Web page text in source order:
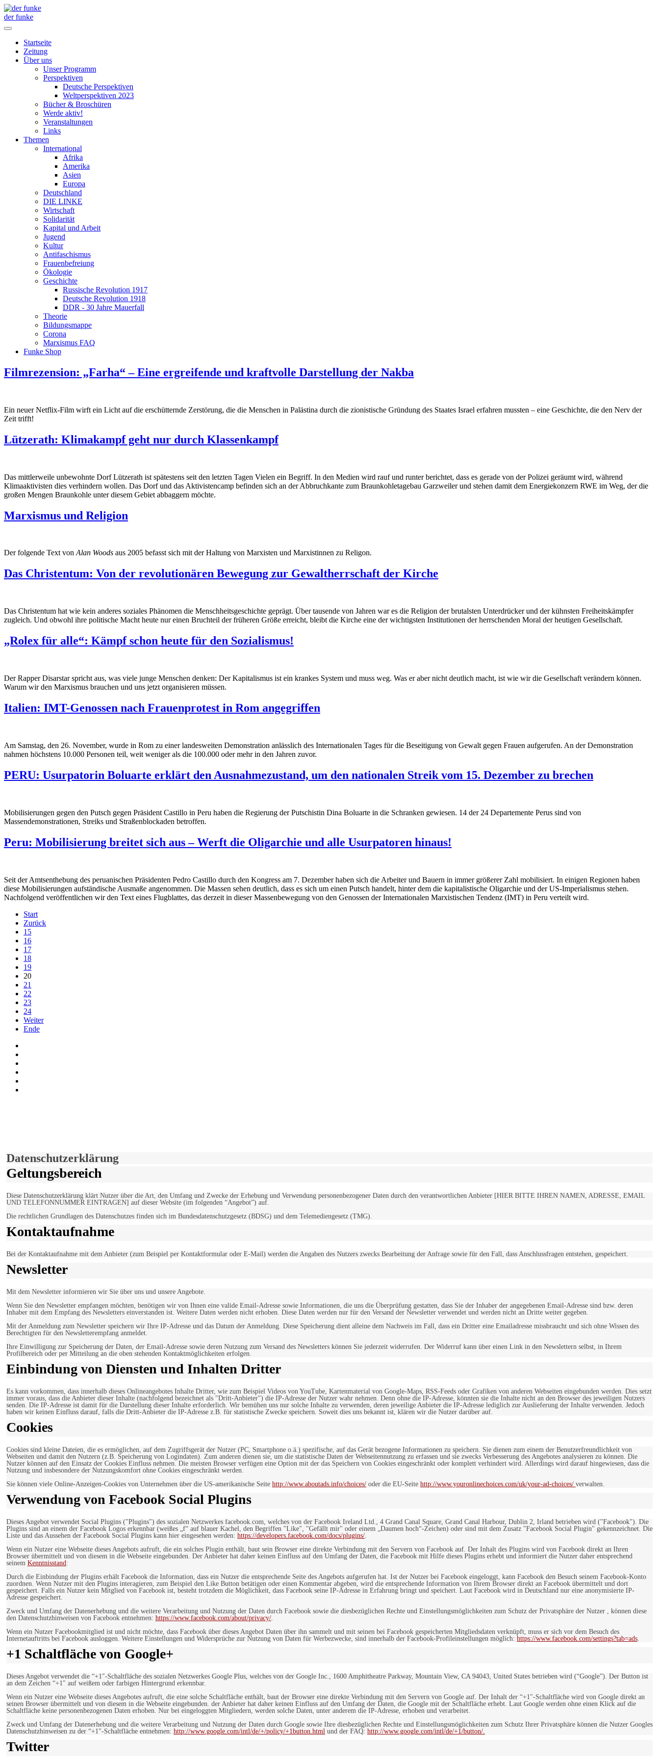
der funke
Startseite
Zeitung
Über uns
Unser Programm
Perspektiven
Deutsche Perspektiven
Weltperspektiven 2023
Bücher & Broschüren
Werde aktiv!
Veranstaltungen
Links
Themen
International
Afrika
Amerika
Asien
Europa
Deutschland
DIE LINKE
Wirtschaft
Solidarität
Kapital und Arbeit
Jugend
Kultur
Antifaschismus
Frauenbefreiung
Ökologie
Geschichte
Russische Revolution 1917
Deutsche Revolution 1918
DDR - 30 Jahre Mauerfall
Theorie
Bildungsmappe
Corona
Marxismus FAQ
Funke Shop
Filmrezension: „Farha“ – Eine ergreifende und kraftvolle Darstellung der Nakba
Ein neuer Netflix-Film wirft ein Licht auf die erschütternde Zerstörung, die die Menschen in Palästina durch die zionistische Gründung des Staates Israel erfahren mussten – eine Geschichte, die den Nerv der
Zeit trifft!
Lützerath: Klimakampf geht nur durch Klassenkampf
Das mittlerweile unbewohnte Dorf Lützerath ist spätestens seit den letzten Tagen Vielen ein Begriff. In den Medien wird rauf und runter berichtet, dass es gerade von der Polizei geräumt wird, während
Klimaaktivisten dies verhindern wollen. Das Dorf und das Aktivistencamp befinden sich an der Abbruchkante zum Braunkohletagebau Garzweiler und stehen damit dem Energiekonzern RWE im Weg, der die
großen Mengen Braunkohle unter diesem Gebiet abbaggern möchte.
Marxismus und Religion
Der folgende Text vonAlan Woods aus 2005 befasst sich mit der Haltung von Marxisten und Marxistinnen zu Religon.
Das Christentum: Von der revolutionären Bewegung zur Gewaltherrschaft der Kirche
Das Christentum hat wie kein anderes soziales Phänomen die Menschheitsgeschichte geprägt. Über tausende von Jahren war es die Religion der brutalsten Unterdrücker und der kühnsten Freiheitskämpfer
zugleich. Und obwohl ihre politische Macht heute nur einen Bruchteil der früheren Größe erreicht, bleibt die Kirche eine der wichtigsten Institutionen der herrschenden Moral der heutigen Gesellschaft.
„Rolex für alle“: Kämpf schon heute für den Sozialismus!
Der Rapper Disarstar spricht aus, was viele junge Menschen denken: Der Kapitalismus ist ein krankes System und muss weg. Was er aber nicht deutlich macht, ist wie wir die Gesellschaft verändern können.
Warum wir den Marxismus brauchen und uns jetzt organisieren müssen.
Italien: IMT-Genossen nach Frauenprotest in Rom angegriffen
Am Samstag, den 26. November, wurde in Rom zu einer landesweiten Demonstration anlässlich des Internationalen Tages für die Beseitigung von Gewalt gegen Frauen aufgerufen. An der Demonstration
nahmen höchstens 10.000 Personen teil, weit weniger als die 100.000 oder mehr in den Jahren zuvor.
PERU: Usurpatorin Boluarte erklärt den Ausnahmezustand, um den nationalen Streik vom 15. Dezember zu brechen
Mobilisierungen gegen den Putsch gegen Präsident Castillo in Peru haben die Regierung der Putschistin Dina Boluarte in die Schranken gewiesen. 14 der 24 Departemente Perus sind von
Massendemonstrationen, Streiks und Straßenblockaden betroffen.
Peru: Mobilisierung breitet sich aus – Werft die Oligarchie und alle Usurpatoren hinaus!
Seit der Amtsenthebung des peruanischen Präsidenten Pedro Castillo durch den Kongress am 7. Dezember haben sich die Arbeiter und Bauern in immer größerer Zahl mobilisiert. In einigen Regionen haben
diese Mobilisierungen aufständische Ausmaße angenommen. Die Massen sehen deutlich, dass es sich um einen Putsch handelt, hinter dem die kapitalistische Oligarchie und der US-Imperialismus stehen.
Nachfolgend veröffentlichen wir den Text eines Flugblattes, das derzeit in dieser Massenbewegung von den Genossen der Internationalen Marxistischen Tendenz (IMT) in Peru verteilt wird.
Start
Zurück
15
16
17
18
19
20
21
22
23
24
Weiter
Ende
Datenschutzerklärung
Geltungsbereich
Diese Datenschutzerklärung klärt Nutzer über die Art, den Umfang und Zwecke der Erhebung und Verwendung personenbezogener Daten durch den verantwortlichen Anbieter [HIER BITTE IHREN NAMEN, ADRESSE, EMAIL
UND TELEFONNUMMER EINTRAGEN] auf dieser Website (im folgenden “Angebot”) auf.
Die rechtlichen Grundlagen des Datenschutzes finden sich im Bundesdatenschutzgesetz (BDSG) und dem Telemediengesetz (TMG).
Kontaktaufnahme
Bei der Kontaktaufnahme mit dem Anbieter (zum Beispiel per Kontaktformular oder E-Mail) werden die Angaben des Nutzers zwecks Bearbeitung der Anfrage sowie für den Fall, dass Anschlussfragen entstehen, gespeichert.
Newsletter
Mit dem Newsletter informieren wir Sie über uns und unsere Angebote.
Wenn Sie den Newsletter empfangen möchten, benötigen wir von Ihnen eine valide Email-Adresse sowie Informationen, die uns die Überprüfung gestatten, dass Sie der Inhaber der angegebenen Email-Adresse sind bzw. deren
Inhaber mit dem Empfang des Newsletters einverstanden ist. Weitere Daten werden nicht erhoben. Diese Daten werden nur für den Versand der Newsletter verwendet und werden nicht an Dritte weiter gegeben.
Mit der Anmeldung zum Newsletter speichern wir Ihre IP-Adresse und das Datum der Anmeldung. Diese Speicherung dient alleine dem Nachweis im Fall, dass ein Dritter eine Emailadresse missbraucht und sich ohne Wissen des
Berechtigten für den Newsletterempfang anmeldet.
Ihre Einwilligung zur Speicherung der Daten, der Email-Adresse sowie deren Nutzung zum Versand des Newsletters können Sie jederzeit widerrufen. Der Widerruf kann über einen Link in den Newslettern selbst, in Ihrem
Profilbereich oder per Mitteilung an die oben stehenden Kontaktmöglichkeiten erfolgen.
Einbindung von Diensten und Inhalten Dritter
Es kann vorkommen, dass innerhalb dieses Onlineangebotes Inhalte Dritter, wie zum Beispiel Videos von YouTube, Kartenmaterial von Google-Maps, RSS-Feeds oder Grafiken von anderen Webseiten eingebunden werden. Dies setzt
immer voraus, dass die Anbieter dieser Inhalte (nachfolgend bezeichnet als "Dritt-Anbieter") die IP-Adresse der Nutzer wahr nehmen. Denn ohne die IP-Adresse, könnten sie die Inhalte nicht an den Browser des jeweiligen Nutzers
senden. Die IP-Adresse ist damit für die Darstellung dieser Inhalte erforderlich. Wir bemühen uns nur solche Inhalte zu verwenden, deren jeweilige Anbieter die IP-Adresse lediglich zur Auslieferung der Inhalte verwenden. Jedoch
haben wir keinen Einfluss darauf, falls die Dritt-Anbieter die IP-Adresse z.B. für statistische Zwecke speichern. Soweit dies uns bekannt ist, klären wir die Nutzer darüber auf.
Cookies
Cookies sind kleine Dateien, die es ermöglichen, auf dem Zugriffsgerät der Nutzer (PC, Smartphone o.ä.) spezifische, auf das Gerät bezogene Informationen zu speichern. Sie dienen zum einem der Benutzerfreundlichkeit von
Webseiten und damit den Nutzern (z.B. Speicherung von Logindaten). Zum anderen dienen sie, um die statistische Daten der Webseitennutzung zu erfassen und sie zwecks Verbesserung des Angebotes analysieren zu können. Die
Nutzer können auf den Einsatz der Cookies Einfluss nehmen. Die meisten Browser verfügen eine Option mit der das Speichern von Cookies eingeschränkt oder komplett verhindert wird. Allerdings wird darauf hingewiesen, dass die
Nutzung und insbesondere der Nutzungskomfort ohne Cookies eingeschränkt werden.
Sie können viele Online-Anzeigen-Cookies von Unternehmen über die US-amerikanische Seite http://www.aboutads.info/choices/ oder die EU-Seite http://www.youronlinechoices.com/uk/your-ad-choices/ verwalten.
Verwendung von Facebook Social Plugins
Dieses Angebot verwendet Social Plugins ("Plugins") des sozialen Netzwerkes facebook.com, welches von der Facebook Ireland Ltd., 4 Grand Canal Square, Grand Canal Harbour, Dublin 2, Irland betrieben wird ("Facebook"). Die
Plugins sind an einem der Facebook Logos erkennbar (weißes „f“ auf blauer Kachel, den Begriffen "Like", "Gefällt mir" oder einem „Daumen hoch“-Zeichen) oder sind mit dem Zusatz "Facebook Social Plugin" gekennzeichnet. Die
Liste und das Aussehen der Facebook Social Plugins kann hier eingesehen werden: https://developers.facebook.com/docs/plugins/.
Wenn ein Nutzer eine Webseite dieses Angebots aufruft, die ein solches Plugin enthält, baut sein Browser eine direkte Verbindung mit den Servern von Facebook auf. Der Inhalt des Plugins wird von Facebook direkt an Ihren
Browser übermittelt und von diesem in die Webseite eingebunden. Der Anbieter hat daher keinen Einfluss auf den Umfang der Daten, die Facebook mit Hilfe dieses Plugins erhebt und informiert die Nutzer daher entsprechend
seinem Kenntnisstand:
Durch die Einbindung der Plugins erhält Facebook die Information, dass ein Nutzer die entsprechende Seite des Angebots aufgerufen hat. Ist der Nutzer bei Facebook eingeloggt, kann Facebook den Besuch seinem Facebook-Konto
zuordnen. Wenn Nutzer mit den Plugins interagieren, zum Beispiel den Like Button betätigen oder einen Kommentar abgeben, wird die entsprechende Information von Ihrem Browser direkt an Facebook übermittelt und dort
gespeichert. Falls ein Nutzer kein Mitglied von Facebook ist, besteht trotzdem die Möglichkeit, dass Facebook seine IP-Adresse in Erfahrung bringt und speichert. Laut Facebook wird in Deutschland nur eine anonymisierte IP-
Adresse gespeichert.
Zweck und Umfang der Datenerhebung und die weitere Verarbeitung und Nutzung der Daten durch Facebook sowie die diesbezüglichen Rechte und Einstellungsmöglichkeiten zum Schutz der Privatsphäre der Nutzer , können diese
den Datenschutzhinweisen von Facebook entnehmen: https://www.facebook.com/about/privacy/.
Wenn ein Nutzer Facebookmitglied ist und nicht möchte, dass Facebook über dieses Angebot Daten über ihn sammelt und mit seinen bei Facebook gespeicherten Mitgliedsdaten verknüpft, muss er sich vor dem Besuch des
Internetauftritts bei Facebook ausloggen. Weitere Einstellungen und Widersprüche zur Nutzung von Daten für Werbezwecke, sind innerhalb der Facebook-Profileinstellungen möglich: https://www.facebook.com/settings?tab=ads.
+1 Schaltfläche von Google+
Dieses Angebot verwendet die “+1″-Schaltfläche des sozialen Netzwerkes Google Plus, welches von der Google Inc., 1600 Amphitheatre Parkway, Mountain View, CA 94043, United States betrieben wird (“Google”). Der Button ist
an dem Zeichen “+1″ auf weißem oder farbigen Hintergrund erkennbar.
Wenn ein Nutzer eine Webseite dieses Angebotes aufruft, die eine solche Schaltfläche enthält, baut der Browser eine direkte Verbindung mit den Servern von Google auf. Der Inhalt der “+1″-Schaltfläche wird von Google direkt an
seinen Browser übermittelt und von diesem in die Webseite eingebunden. der Anbieter hat daher keinen Einfluss auf den Umfang der Daten, die Google mit der Schaltfläche erhebt. Laut Google werden ohne einen Klick auf die
Schaltfläche keine personenbezogenen Daten erhoben. Nur bei eingeloggten Mitgliedern, werden solche Daten, unter anderem die IP-Adresse, erhoben und verarbeitet.
Zweck und Umfang der Datenerhebung und die weitere Verarbeitung und Nutzung der Daten durch Google sowie Ihre diesbezüglichen Rechte und Einstellungsmöglichkeiten zum Schutz Ihrer Privatsphäre können die Nutzer Googles
Datenschutzhinweisen zu der “+1″-Schaltfläche entnehmen: http://www.google.com/intl/de/+/policy/+1button.html und der FAQ: http://www.google.com/intl/de/+1/button/.
Twitter